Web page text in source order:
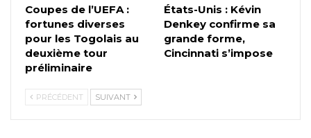
Coupes de l’UEFA :
fortunes diverses
pour les Togolais au
deuxième tour
préliminaire
États-Unis : Kévin
Denkey confirme sa
grande forme,
Cincinnati s’impose
PRÉCÉDENT SUIVANT